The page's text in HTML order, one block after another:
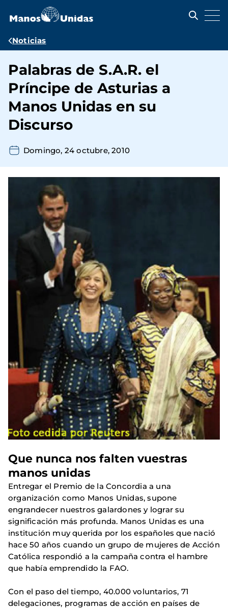
contenido
Ruta
navegación
Noticias
Palabras de S.A.R. el
Príncipe de Asturias a
Manos Unidas en su
Discurso
Domingo, 24 octubre, 2010
Que nunca nos falten vuestras
manos unidas
Entregar el Premio de la Concordia a una
organización como Manos Unidas, supone
engrandecer nuestros galardones y lograr su
significación más profunda. Manos Unidas es una
institución muy querida por los españoles que nació
hace 50 años cuando un grupo de mujeres de Acción
Católica respondió a la campaña contra el hambre
que había emprendido la FAO.
Con el paso del tiempo, 40.000 voluntarios, 71
delegaciones, programas de acción en países de